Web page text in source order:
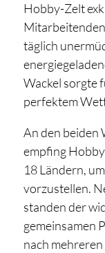
Hobby-Zelt
täglich
Wackel sorgte
perfektem
An den beiden
empfing
18 Ländern,
vorzustellen.
standen der
gemeinsamen
nach